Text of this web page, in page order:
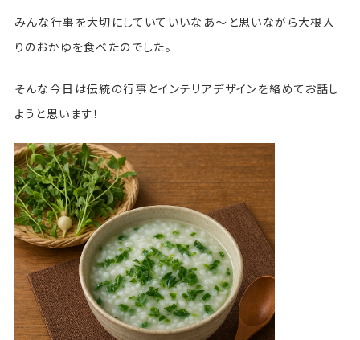
みんな行事を大切にしていていいなあ～と思いながら大根入
りのおかゆを食べたのでした。
そんな今日は伝統の行事とインテリアデザインを絡めてお話し
ようと思います！